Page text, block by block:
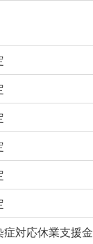
対応休業支援金